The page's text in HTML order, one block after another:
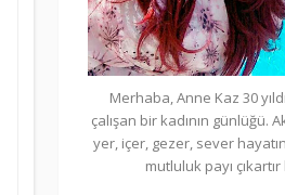
Merhaba, Anne Kaz 30
çalışan bir kadının günlüğü.
yer, içer, gezer, sever
mutluluk payı